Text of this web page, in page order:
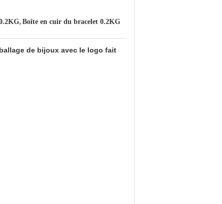
, Boîte en cuir du bracelet 0.2KG
de bijoux avec le logo fait